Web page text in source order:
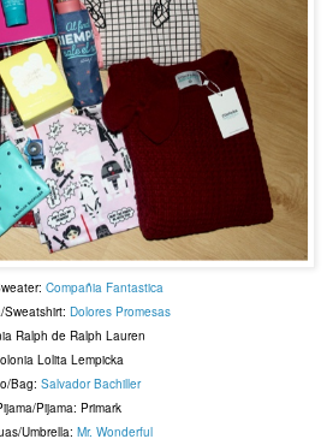
Compañia Fantastica
Dolores Promesas
Ralph de Ralph Lauren
Lolita Lempicka
Bag: Salvador Bachiller
Pijama: Primark
Umbrella: Mr. Wonderful